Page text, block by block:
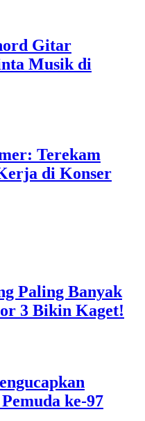
Gitar
Musik di
Terekam
di Konser
Paling Banyak
3 Bikin Kaget!
ke-97